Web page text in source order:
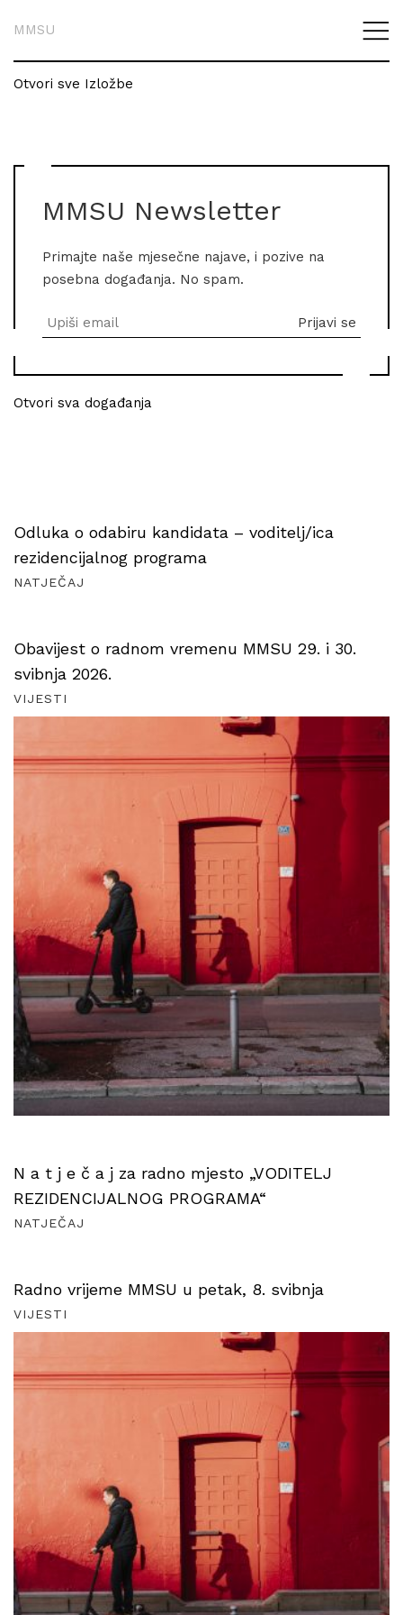
MMSU
Otvori sve Izložbe
MMSU Newsletter
Primajte naše mjesečne najave, i pozive na
posebna događanja. No spam.
Otvori sva događanja
Odluka o odabiru kandidata – voditelj/ica
rezidencijalnog programa
NATJEČAJ
Obavijest o radnom vremenu MMSU 29. i 30.
svibnja 2026.
VIJESTI
N a t j e č a j za radno mjesto „VODITELJ
REZIDENCIJALNOG PROGRAMA“
NATJEČAJ
Radno vrijeme MMSU u petak, 8. svibnja
VIJESTI